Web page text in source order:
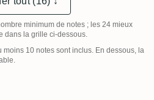
minimum de notes ; les 24 mieux
dans la grille ci-dessous.
10 notes sont inclus. En dessous, la